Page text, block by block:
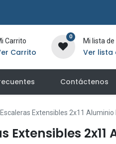
Carrito
Carrito
0
Mi lista
Ver lista
Contáctenos
Escaleras Extensibles 2x11 Aluminio
Extensibles